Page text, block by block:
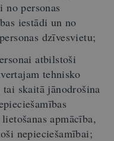
no personas
iestādi un no
dzīvesvietu;
atbilstoši
tehnisko
skaitā jānodrošina
apmācība,
nepieciešamībai;